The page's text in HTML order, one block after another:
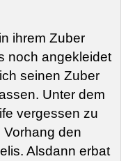
ihrem Zuber
noch angekleidet
seinen Zuber
Unter dem
vergessen zu
den
. Alsdann erbat